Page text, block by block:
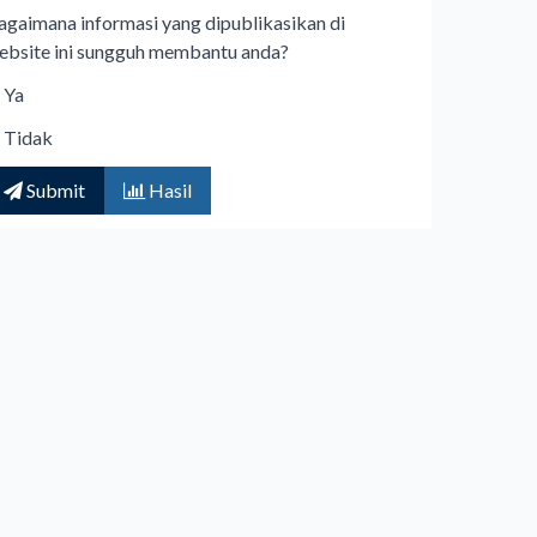
informasi yang dipublikasikan di
ini sungguh membantu anda?
Ya
Tidak
Submit Hasil